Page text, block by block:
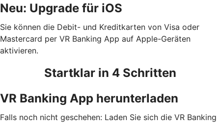
Neu: Upgrade für iOS
Sie können die Debit- und Kreditkarten von Visa oder
Mastercard per VR Banking App auf Apple-Geräten
aktivieren.
Startklar in 4 Schritten
VR Banking App herunterladen
Falls noch nicht geschehen: Laden Sie sich die VR Banking